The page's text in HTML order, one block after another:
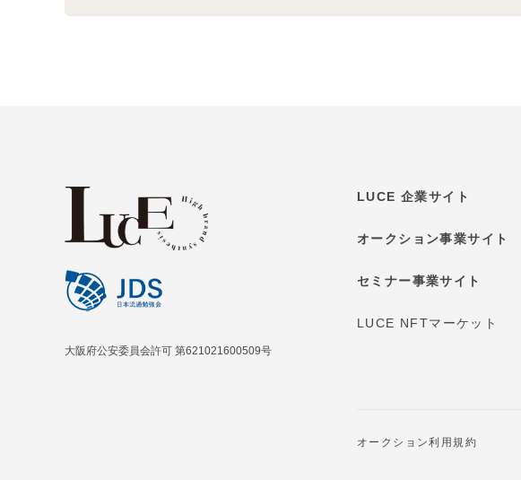
大阪府公安委員会許可 第621021600509号
LUCE 企業サイト
オークション事業サイト
セミナー事業サイト
LUCE NFTマーケット
オークション利用規約